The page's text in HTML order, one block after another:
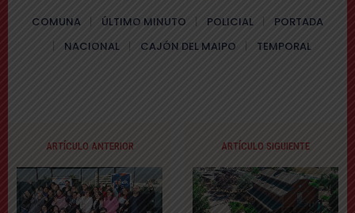
COMUNA ÚLTIMO MINUTO POLICIAL
PORTADA
NACIONAL
CAJÓN DEL MAIPO TEMPORAL
ARTÍCULO ANTERIOR ARTÍCULO SIGUIENTE